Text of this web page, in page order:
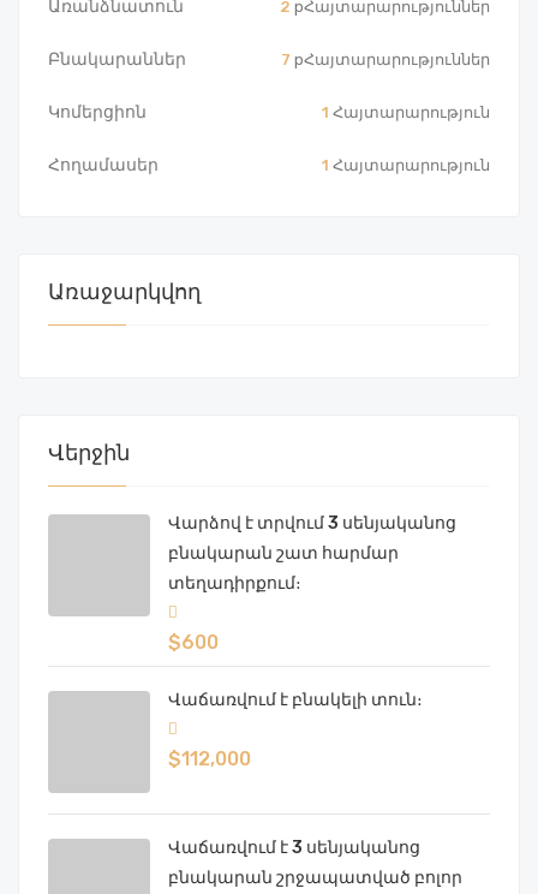
Առանձնատուն 2 pՀայտարարություններ
Բնակարաններ 7 pՀայտարարություններ
Կոմերցիոն 1 Հայտարարություն
Հողամասեր 1 Հայտարարություն
Առաջարկվող
Վերջին
Վարձով է տրվում 3 սենյականոց
բնակարան շատ հարմար
տեղադիրքում։
$600
Վաճառվում է բնակելի տուն։
$112,000
Վաճառվում է 3 սենյականոց
բնակարան շրջապատված բոլոր